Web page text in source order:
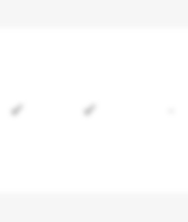
✔ ✔